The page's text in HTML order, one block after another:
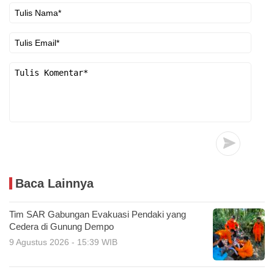
Baca Lainnya
Tim SAR Gabungan Evakuasi Pendaki yang
Cedera di Gunung Dempo
9 Agustus 2026 - 15:39 WIB